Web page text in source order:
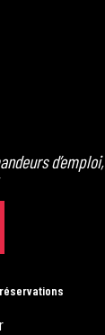
d’emploi,